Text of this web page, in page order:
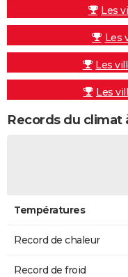
Les
Les
Les
Les
Records du climat
Températures
Record de chaleur
Record de froid